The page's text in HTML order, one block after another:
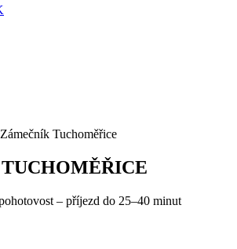
Zámečník Tuchoměřice
TUCHOMĚŘICE
– příjezd do 25–40 minut